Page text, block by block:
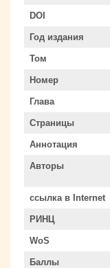
DOI
Год издания
Том
Номер
Глава
Страницы
Аннотация
Авторы
ссылка в Internet
РИНЦ
WoS
Баллы